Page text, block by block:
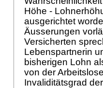
Höhe -
ausgerichtet
Äusserungen
Versicherten
Lebenspartnerin
bisherigen Lohn
von der
Invaliditätsgrad